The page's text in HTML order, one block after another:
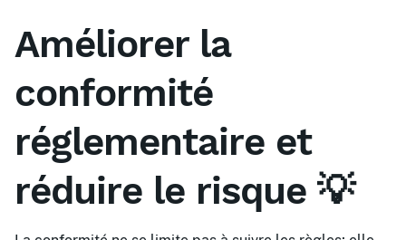
Améliorer la
conformité
réglementaire et
réduire le risque 💡